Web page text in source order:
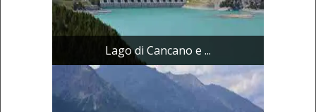
Lago di Cancano e ...